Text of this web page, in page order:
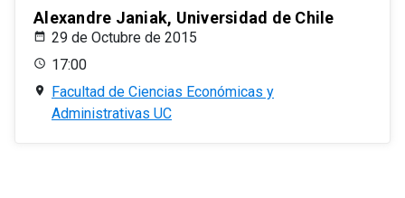
Alexandre Janiak, Universidad de Chile
29 de Octubre de 2015
17:00
Facultad de Ciencias Económicas y
Administrativas UC